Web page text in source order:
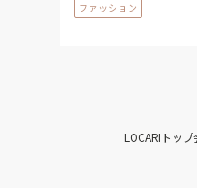
ファッション
LOCARIトップ